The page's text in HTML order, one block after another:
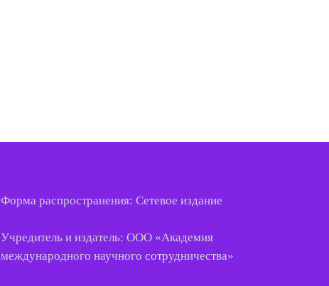
Форма распространения: Сетевое издание
Учредитель и издатель: ООО «Академия
международного научного сотрудничества»